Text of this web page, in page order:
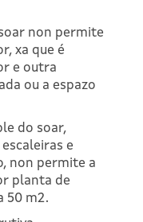
non permite
xa que é
e outra
ou a espazo
do soar,
e
non permite a
planta de
50 m2.